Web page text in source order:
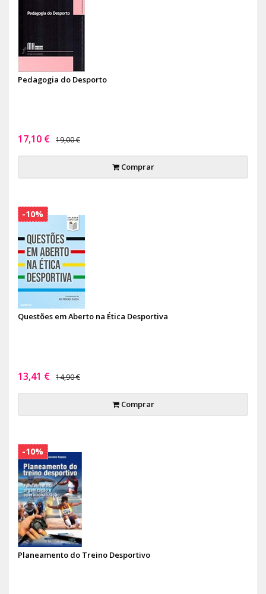
Pedagogia do Desporto
17,10 € 19,00 €
Comprar
Questões em Aberto na Ética Desportiva
13,41 € 14,90 €
Comprar
-10%
Planeamento do Treino Desportivo
-10%